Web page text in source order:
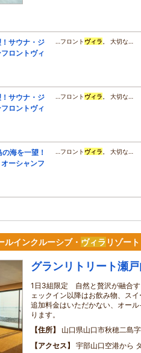
！サウナ・ジ
ロントヴィ
…フロント ヴィラ 。 大切な…
！サウナ・ジ
ロントヴィ
…フロント ヴィラ 。 大切な…
海を一望！
ーシャンフ
…フロント ヴィラ 。 大切な…
ルインクルーシブ・ ヴィラ リゾート
グランリトリート瀬
1日3組限定 自然と贅沢が融合す
ェックイン以降はお飲み物、ス
追加料金はいただかない、オー
ります。
住所
山口県山口市秋穂二島
アクセス
宇部山口空港から